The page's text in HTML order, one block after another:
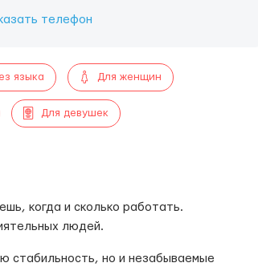
телефон
языка Для женщин
Для девушек
когда и сколько работать.
людей.
стабильность, но и незабываемые